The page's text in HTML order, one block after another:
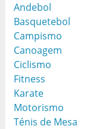
Andebol
Basquetebol
Campismo
Canoagem
Ciclismo
Fitness
Karate
Motorismo
Ténis de Mesa